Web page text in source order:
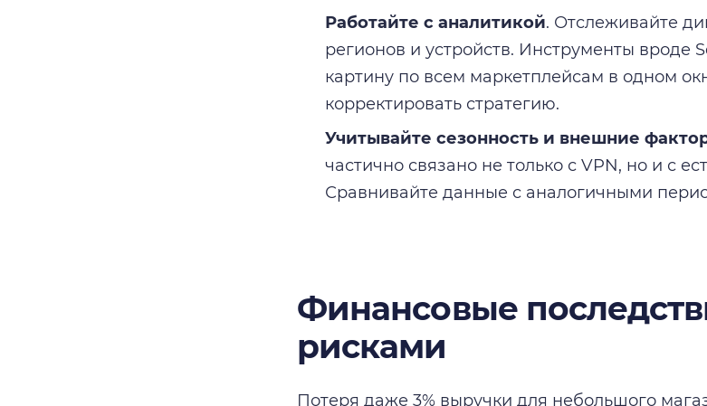
Работайте с аналитикой. Отслеживайте
регионов и устройств. Инструменты вроде
картину по всем маркетплейсам в одном
корректировать стратегию.
Учитывайте сезонность и внешние
частично связано не только с VPN, но и с
Сравнивайте данные с аналогичными
Финансовые
рисками
Потеря даже 3% выручки для небольшого